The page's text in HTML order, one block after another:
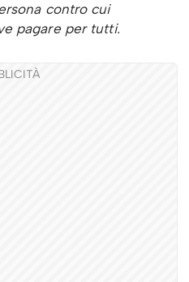
contro cui
pagare per tutti.